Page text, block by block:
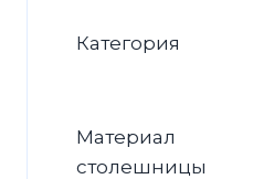
Категория
Материал
столешницы